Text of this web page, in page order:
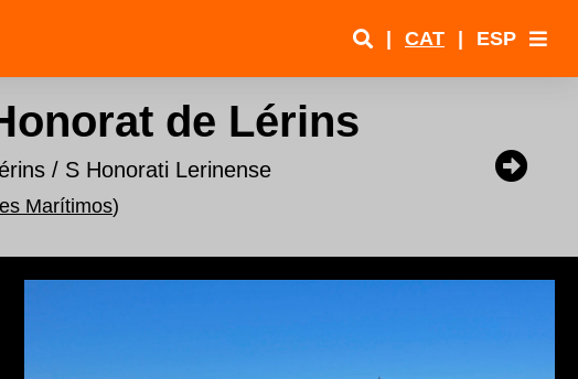
| CAT | ESP
de Lérins
/ S Honorati Lerinense
Marítimos)